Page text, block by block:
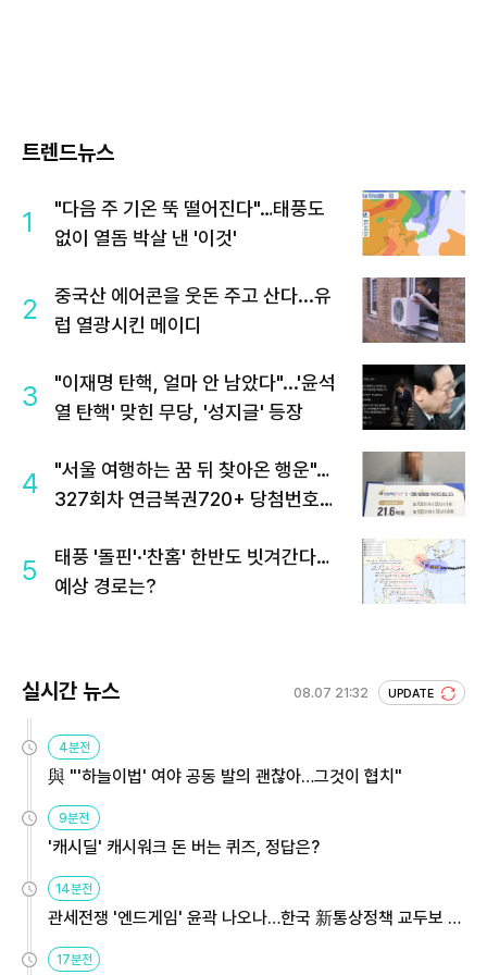
트렌드뉴스
1
"다음 주 기온 뚝 떨어진다"…태풍도
없이 열돔 박살 낸 '이것'
2
중국산 에어콘을 웃돈 주고 산다...유
럽 열광시킨 메이디
3
"이재명 탄핵, 얼마 안 남았다"...'윤석
열 탄핵' 맞힌 무당, '성지글' 등장
4
"서울 여행하는 꿈 뒤 찾아온 행운"…
327회차 연금복권720+ 당첨번호조
5
태풍 '돌핀'·'찬홈' 한반도 빗겨간다…
예상 경로는?
실시간 뉴스 08.07 21:32 UPDATE
4분전
與 "'하늘이법' 여야 공동 발의 괜찮아…그것이 협치"
9분전
'캐시딜' 캐시워크 돈 버는 퀴즈, 정답은?
14분전
관세전쟁 '엔드게임' 윤곽 나오나…한국 新통상정책 교두보 활
17분전